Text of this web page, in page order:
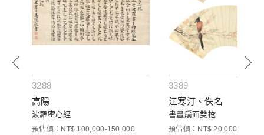
3288
高陽
波羅密心經
預估價：NT$ 100,000-150,000
3389
江寒汀、佚名
書畫扇面雙挖
預估價：NT$ 20,000-30,000